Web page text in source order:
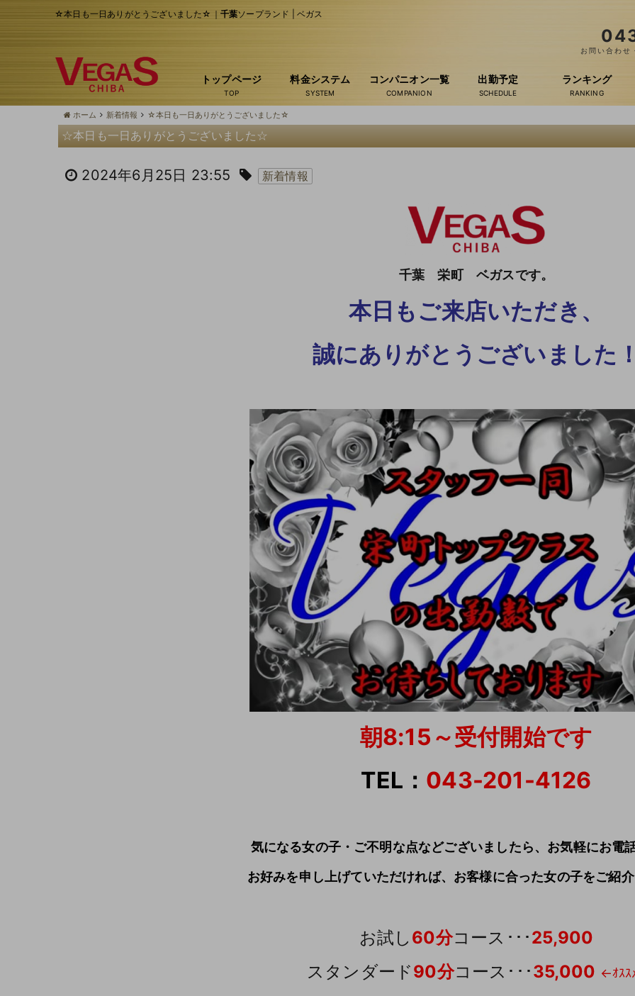
☆本日も一日ありがとうございました☆｜ 千葉ソープランド | ベガス
お問い合わ
トップページ 料金システム コンパニオン一覧 出勤予定 ランキング
ホーム 新着情報 ☆本日も一日ありがとうございました☆
☆本日も一日ありがとうございました☆
2024年6月25日 23:55 新着情報
千葉 栄町 ベガスです。
本日もご来店いただき、
誠にありがとうございました
朝8:15～受付開始です
TEL： 043-201-4126
気になる女の子・ご不明な点などございましたら、お気軽にお電
お好みを申し上げていただければ、 お客様に合った女の子をご紹
お試し 60分コース･･･25,900
スタンダード90分コース･･･35,000 ←ｵｽｽ